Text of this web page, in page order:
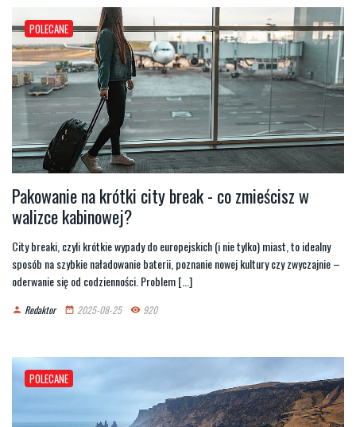
POLECANE
Pakowanie na krótki city break - co zmieścisz w
walizce kabinowej?
City breaki, czyli krótkie wypady do europejskich (i nie tylko) miast, to idealny
sposób na szybkie naładowanie baterii, poznanie nowej kultury czy zwyczajnie –
oderwanie się od codzienności. Problem [...]
person Redaktor date_range 2025-08-25 remove_red_eye 920
POLECANE